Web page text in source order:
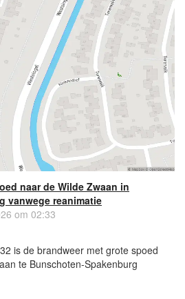
naar de Wilde Zwaan in
vanwege reanimatie
om 02:33
is de brandweer met grote spoed
te Bunschoten-Spakenburg